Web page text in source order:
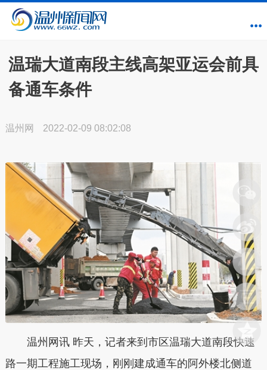
温瑞大道南段主线高架亚运会前具
备通车条件
温州网 2022-02-09 08:02:08
温州网讯 昨天，记者来到市区温瑞大道南段快速
路一期工程施工现场，刚刚建成通车的阿外楼北侧道